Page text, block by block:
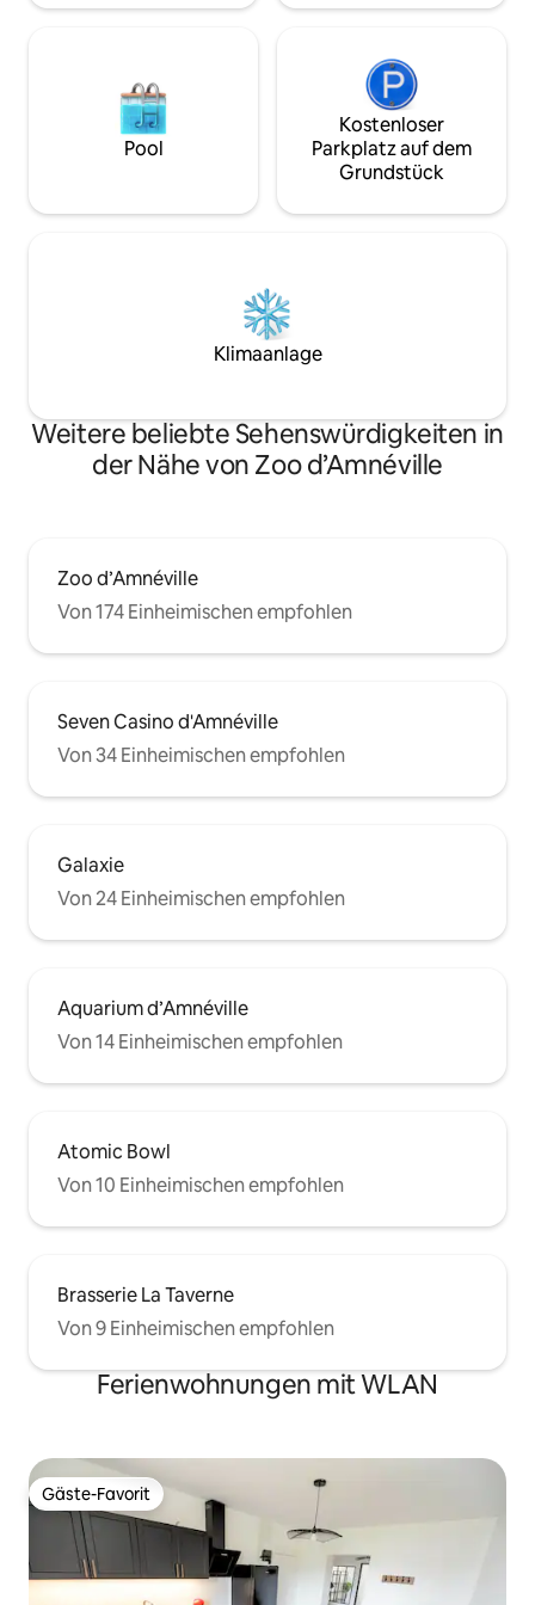
Pool
Kostenloser
Parkplatz auf dem
Grundstück
Klimaanlage
Weitere beliebte Sehenswürdigkeiten in
der Nähe von Zoo d’Amnéville
Zoo d’Amnéville
Von 174 Einheimischen empfohlen
Seven Casino d'Amnéville
Von 34 Einheimischen empfohlen
Galaxie
Von 24 Einheimischen empfohlen
Aquarium d’Amnéville
Von 14 Einheimischen empfohlen
Atomic Bowl
Von 10 Einheimischen empfohlen
Brasserie La Taverne
Von 9 Einheimischen empfohlen
Ferienwohnungen mit WLAN
Gäste-Favorit
Gäste-Favorit